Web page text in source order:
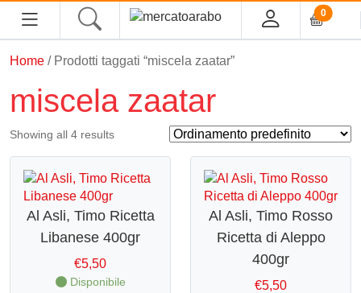
0
ALIMENTARI
COSMESI
PROFUMI ARABI
SOUK
MACELLERIA
Home / Prodotti taggati “miscela zaatar”
miscela zaatar
Showing all 4 results
Al Asli, Timo Ricetta
Libanese 400gr
€5,50
Disponibile
Al Asli, Timo Rosso
Ricetta di Aleppo
400gr
€5,50